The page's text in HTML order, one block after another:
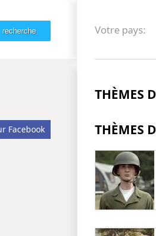
Votre pays:
Facebook
THÈMES
THÈMES